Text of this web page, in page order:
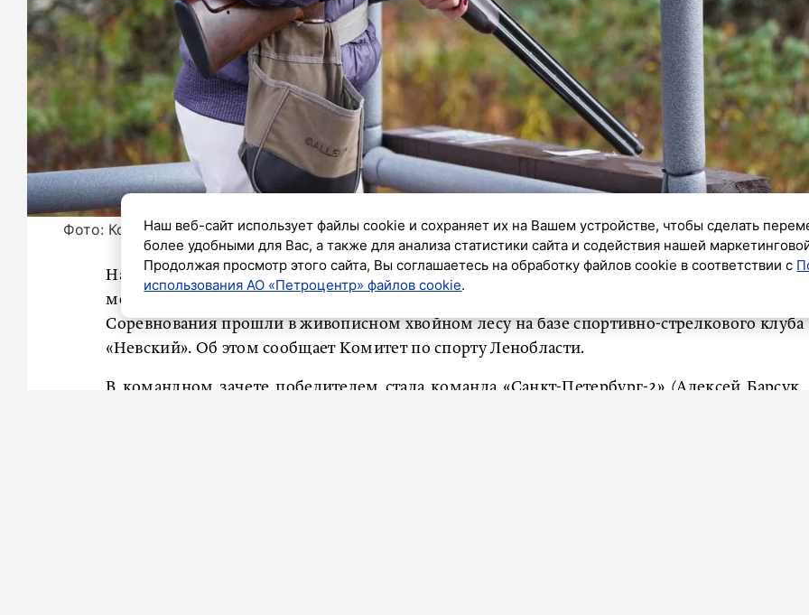
Фото: Комитет по спорту Ленобласти
На Кубке губернатора Ленинградской области по стендовой стрельбе собрались самые
меткие спортсмены, чтобы поразить 100 мишеней в дисциплине «спортинг-компакт».
Соревнования прошли в живописном хвойном лесу на базе спортивно-стрелкового клуба
«Невский». Об этом сообщает Комитет по спорту Ленобласти.
В командном зачете победителем стала команда «Санкт-Петербург-2» (Алексей Барсук,
Наш веб-сайт использует файлы cookie и сохраняет их на Вашем устройстве, чтобы сделать
более удобными для Вас, а также для анализа статистики сайта и содействия нашей
Продолжая просмотр этого сайта, Вы соглашаетесь на обработку файлов cookie в соответствии с
использования АО «Петроцентр» файлов cookie.